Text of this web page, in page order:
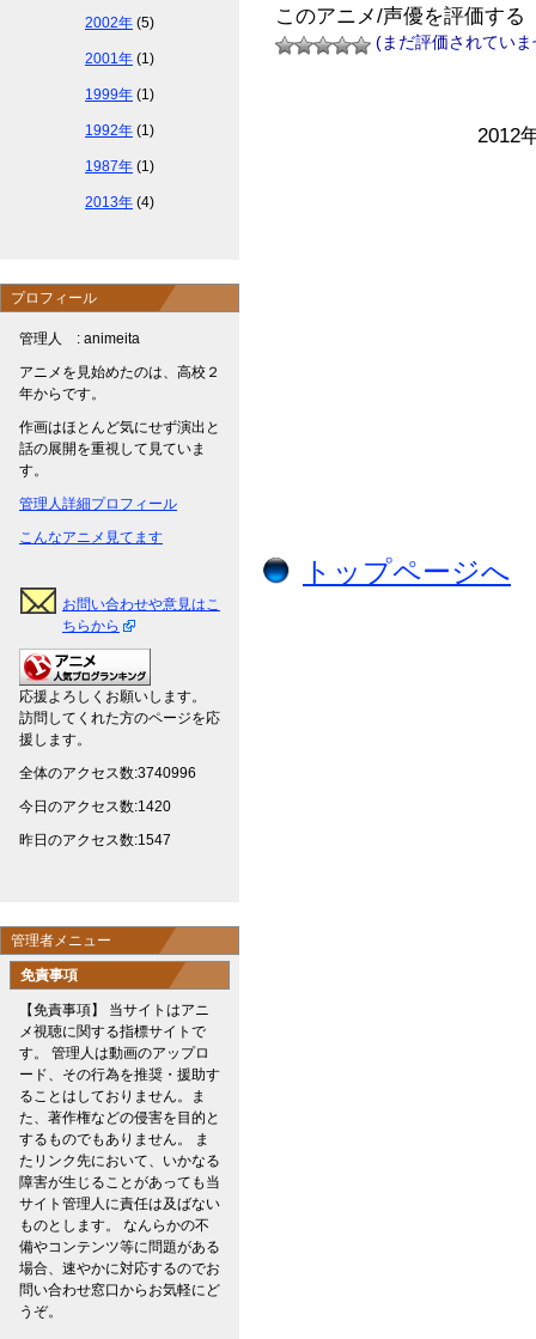
このアニメ/声優を評価する
(まだ評価されてい
2012
トップページへ
2002年 (5)
2001年 (1)
1999年 (1)
1992年 (1)
1987年 (1)
2013年 (4)
プロフィール
管理人 : animeita
アニメを見始めたのは、高校２
年からです。
作画はほとんど気にせず演出と
話の展開を重視して見ていま
す。
管理人詳細プロフィール
こんなアニメ見てます
お問い合わせや意見はこ
ちらから
応援よろしくお願いします。
訪問してくれた方のページを応
援します。
全体のアクセス数:3740996
今日のアクセス数:1420
昨日のアクセス数:1547
管理者メニュー
免責事項
【免責事項】 当サイトはアニ
メ視聴に関する指標サイトで
す。 管理人は動画のアップロ
ード、その行為を推奨・援助す
ることはしておりません。ま
た、著作権などの侵害を目的と
するものでもありません。 ま
たリンク先において、いかなる
障害が生じることがあっても当
サイト管理人に責任は及ばない
ものとします。 なんらかの不
備やコンテンツ等に問題がある
場合、速やかに対応するのでお
問い合わせ窓口からお気軽にど
うぞ。